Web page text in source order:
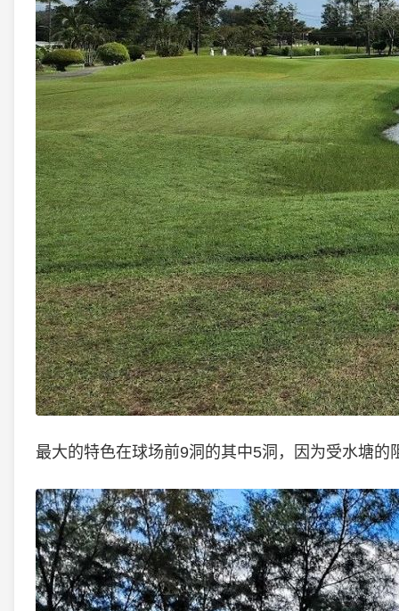
最大的特色在球场前9洞的其中5洞，因为受水塘